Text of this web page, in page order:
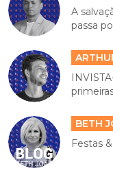
A
passa
BETH
Festas